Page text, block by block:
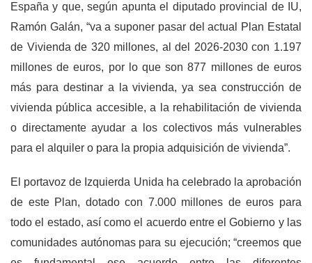
España y que, según apunta el diputado provincial de IU,
Ramón Galán, “va a suponer pasar del actual Plan Estatal
de Vivienda de 320 millones, al del 2026-2030 con 1.197
millones de euros, por lo que son 877 millones de euros
más para destinar a la vivienda, ya sea construcción de
vivienda pública accesible, a la rehabilitación de vivienda
o directamente ayudar a los colectivos más vulnerables
para el alquiler o para la propia adquisición de vivienda”.
El portavoz de Izquierda Unida ha celebrado la aprobación
de este Plan, dotado con 7.000 millones de euros para
todo el estado, así como el acuerdo entre el Gobierno y las
comunidades autónomas para su ejecución; “creemos que